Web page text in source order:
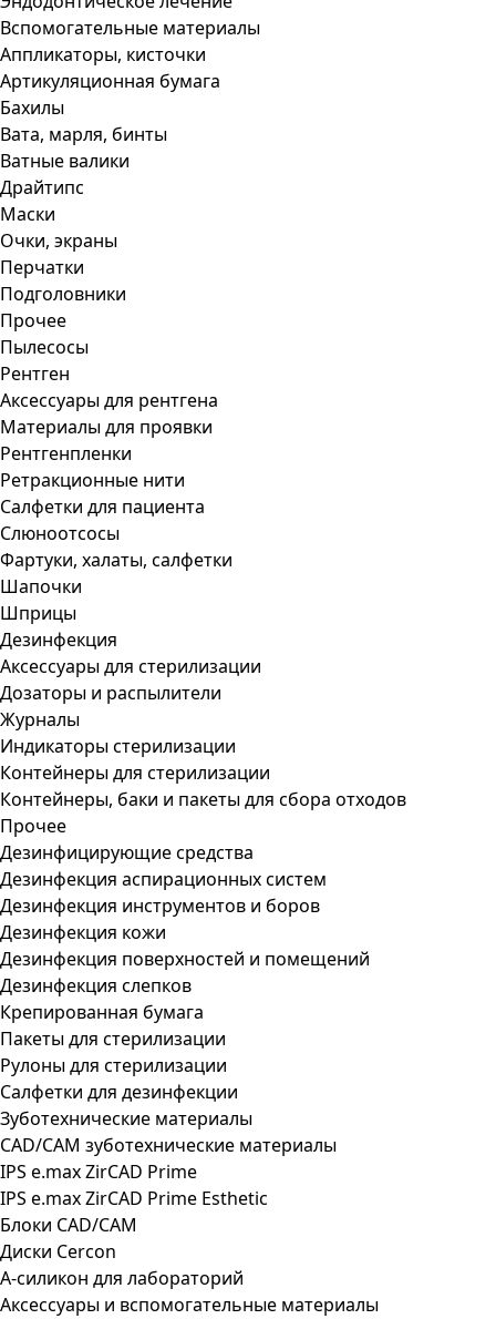
Вспомогательные материалы
Аппликаторы, кисточки
Артикуляционная бумага
Бахилы
Вата, марля, бинты
Ватные валики
Драйтипс
Маски
Очки, экраны
Перчатки
Подголовники
Прочее
Пылесосы
Рентген
Аксессуары для рентгена
Материалы для проявки
Рентгенпленки
Ретракционные нити
Салфетки для пациента
Слюноотсосы
Фартуки, халаты, салфетки
Шапочки
Шприцы
Дезинфекция
Аксессуары для стерилизации
Дозаторы и распылители
Журналы
Индикаторы стерилизации
Контейнеры для стерилизации
Контейнеры, баки и пакеты для сбора отходов
Прочее
Дезинфицирующие средства
Дезинфекция аспирационных систем
Дезинфекция инструментов и боров
Дезинфекция кожи
Дезинфекция поверхностей и помещений
Дезинфекция слепков
Крепированная бумага
Пакеты для стерилизации
Рулоны для стерилизации
Салфетки для дезинфекции
Зуботехнические материалы
CAD/CAM зуботехнические материалы
IPS e.max ZirCAD Prime
IPS e.max ZirCAD Prime Esthetic
Блоки CAD/CAM
Диски Cercon
А-силикон для лабораторий
Аксессуары и вспомогательные материалы